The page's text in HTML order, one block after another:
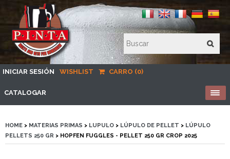
INICIAR SESIÓN WISHLIST CARRO (0)
CATALOGAR
HOME > MATERIAS PRIMAS > LUPULO > LÚPULO DE PELLET > LÚPULO
PELLETS 250 GR > HOPFEN FUGGLES - PELLET 250 GR CROP 2025